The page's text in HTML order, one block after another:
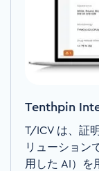
Tenthpin
T/ICV は、証
リューション
用した AI ）を